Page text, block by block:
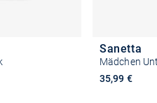
Sanetta
Mädchen
35,99 €